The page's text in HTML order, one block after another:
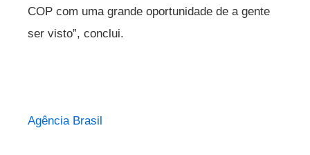
COP com uma grande oportunidade de a gente
ser visto”, conclui.
Agência Brasil